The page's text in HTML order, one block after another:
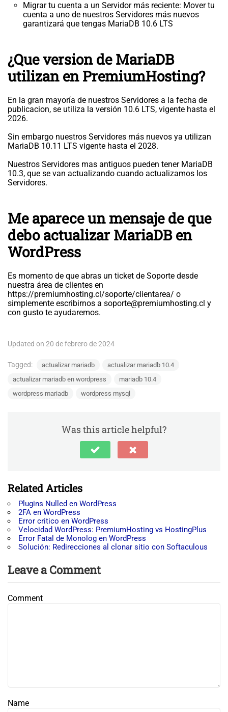
Migrar tu cuenta a un Servidor más reciente: Mover tu
cuenta a uno de nuestros Servidores más nuevos
garantizará que tengas MariaDB 10.6 LTS
¿Que version de MariaDB
utilizan en PremiumHosting?
En la gran mayoría de nuestros Servidores a la fecha de
publicacion, se utiliza la versión 10.6 LTS, vigente hasta el
2026.
Sin embargo nuestros Servidores más nuevos ya utilizan
MariaDB 10.11 LTS vigente hasta el 2028.
Nuestros Servidores mas antiguos pueden tener MariaDB
10.3, que se van actualizando cuando actualizamos los
Servidores.
Me aparece un mensaje de que
debo actualizar MariaDB en
WordPress
Es momento de que abras un ticket de Soporte desde
nuestra área de clientes en
https://premiumhosting.cl/soporte/clientarea/ o
simplemente escribirnos a soporte@premiumhosting.cl y
con gusto te ayudaremos.
Updated on 20 de febrero de 2024
Tagged: actualizar mariadb
actualizar mariadb 10.4
actualizar mariadb en wordpress
mariadb 10.4
wordpress mariadb
wordpress mysql
Was this article helpful?
Related Articles
Plugins Nulled en WordPress
2FA en WordPress
Error critico en WordPress
Velocidad WordPress: PremiumHosting vs HostingPlus
Error Fatal de Monolog en WordPress
Solución: Redirecciones al clonar sitio con Softaculous
Leave a Comment
Comment
Name